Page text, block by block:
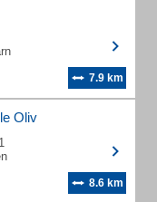
7.9 km
Oliv
8.6 km